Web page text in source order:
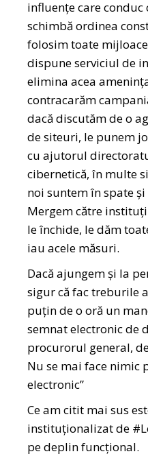
influențe care conduc
schimbă ordinea
folosim toate
dispune serviciul de
elimina acea
contracarăm
dacă discutăm de o
de siteuri, le punem
cu ajutorul
cibernetică, în multe
noi suntem în spate
Mergem către
le închide, le dăm
iau acele măsuri.
Dacă ajungem și la
sigur că fac treburile
puțin de o oră un
semnat electronic de
procurorul general,
Nu se mai face nimic
electronic”
Ce am citit mai sus
instituționalizat de
pe deplin funcțional.